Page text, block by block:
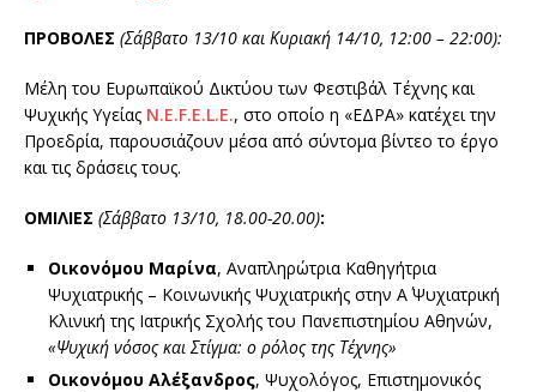
ΠΡΟΒΟΛΕΣ (Σάββατο 13/10 και Κυριακή 14/10, 12:00 – 22:00):
Μέλη του Ευρωπαϊκού Δικτύου των Φεστιβάλ Τέχνης και
Ψυχικής Υγείας N.E.F.E.L.E., στο οποίο η «ΕΔΡΑ» κατέχει την
Προεδρία, παρουσιάζουν μέσα από σύντομα βίντεο το έργο
και τις δράσεις τους.
ΟΜΙΛΙΕΣ (Σάββατο 13/10, 18.00-20.00):
Οικονόμου Μαρίνα, Αναπληρώτρια Καθηγήτρια
Ψυχιατρικής – Κοινωνικής Ψυχιατρικής στην Α΄ Ψυχιατρική
Κλινική της Ιατρικής Σχολής του Πανεπιστημίου Αθηνών,
«Ψυχική νόσος και Στίγμα: ο ρόλος της Τέχνης»
Οικονόμου Αλέξανδρος, Ψυχολόγος, Επιστημονικός